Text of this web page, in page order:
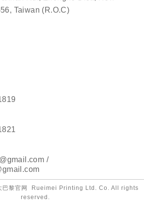
Taiwan (R.O.C)
/
巴黎官网 Rueimei Printing Ltd. Co. All rights
reserved.